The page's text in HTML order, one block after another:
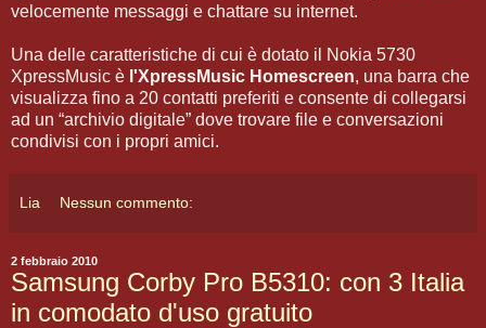
velocemente messaggi e chattare su internet.
Una delle caratteristiche di cui è dotato il Nokia 5730
XpressMusic è l'XpressMusic Homescreen, una barra che
visualizza fino a 20 contatti preferiti e consente di collegarsi
ad un “archivio digitale” dove trovare file e conversazioni
condivisi con i propri amici.
Lia Nessun commento:
2 febbraio 2010
Samsung Corby Pro B5310: con 3 Italia
in comodato d'uso gratuito